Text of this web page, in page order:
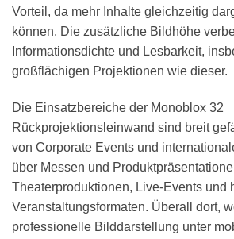
Vorteil, da mehr Inhalte gleichzeitig
können. Die zusätzliche Bildhöhe
Informationsdichte und Lesbarkeit,
großflächigen Projektionen wie dieser.
Die Einsatzbereiche der Monoblox 32
Rückprojektionsleinwand sind breit
von Corporate Events und
über Messen und
Theaterproduktionen, Live-Events und
Veranstaltungsformaten. Überall dort,
professionelle Bilddarstellung unter